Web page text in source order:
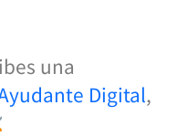
una
Digital,